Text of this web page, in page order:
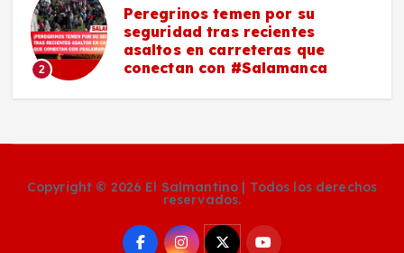
2
Peregrinos temen por su
seguridad tras recientes
asaltos en carreteras que
conectan con #Salamanca
Copyright © 2026 El Salmantino | Todos los derechos
reservados.